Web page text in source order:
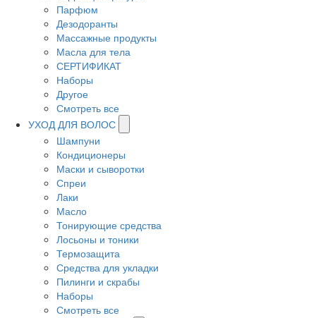
Парфюм
Дезодоранты
Массажные продукты
Масла для тела
СЕРТИФИКАТ
Наборы
Другое
Смотреть все
УХОД ДЛЯ ВОЛОС
Шампуни
Кондиционеры
Маски и сыворотки
Спреи
Лаки
Масло
Тонирующие средства
Лосьоны и тоники
Термозащита
Средства для укладки
Пилинги и скрабы
Наборы
Смотреть все